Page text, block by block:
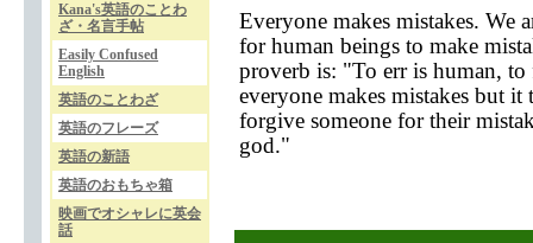
Kana's英語のことわ
ざ・名言手帖
Easily Confused
English
英語のことわざ
英語のフレーズ
英語の新語
英語のおもちゃ箱
映画でオシャレに英会
話
Everyone makes mistakes. We
for human beings to make
proverb is: "To err is human,
everyone makes mistakes but it
forgive someone for their
god."